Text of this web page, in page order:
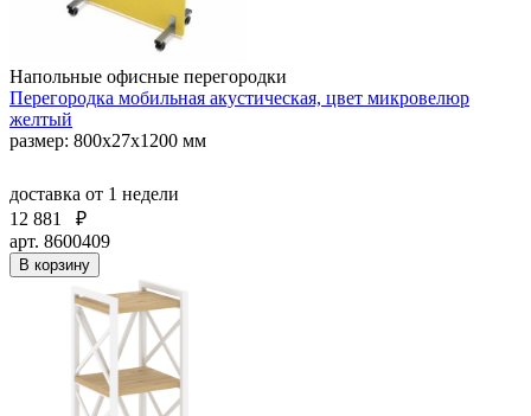
Напольные офисные перегородки
Перегородка мобильная акустическая, цвет микровелюр
желтый
размер: 800х27х1200 мм
доставка от 1 недели
12 881
₽
арт. 8600409
В корзину